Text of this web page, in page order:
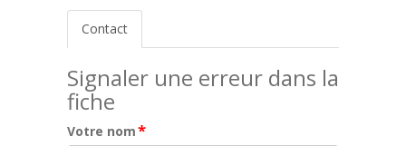
Contact
Signaler une erreur dans la
fiche
Votre nom*